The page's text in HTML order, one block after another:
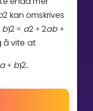
2 kan omskrives
b)2 = a2 + 2ab +
å vite at
a + b)2.